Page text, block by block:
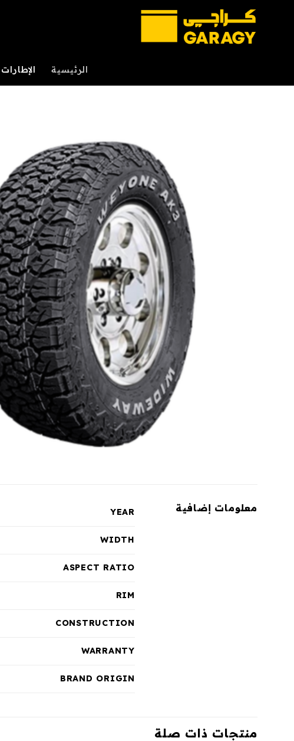
الرئيسية الإطارات
معلومات إضافية YEAR
WIDTH
ASPECT RATIO
RIM
CONSTRUCTION
WARRANTY
BRAND ORIGIN
منتجات ذات صلة